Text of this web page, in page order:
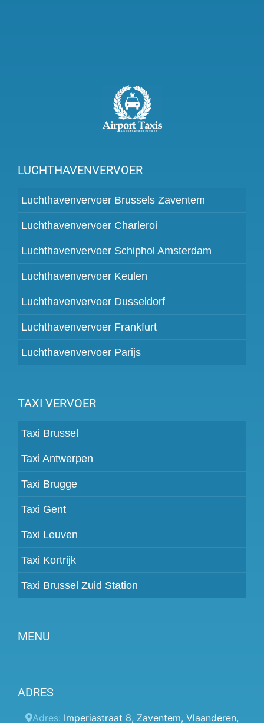
LUCHTHAVENVERVOER
Luchthavenvervoer Brussels Zaventem
Luchthavenvervoer Charleroi
Luchthavenvervoer Schiphol Amsterdam
Luchthavenvervoer Keulen
Luchthavenvervoer Dusseldorf
Luchthavenvervoer Frankfurt
Luchthavenvervoer Parijs
TAXI VERVOER
Taxi Brussel
Taxi Antwerpen
Taxi Brugge
Taxi Gent
Taxi Leuven
Taxi Kortrijk
Taxi Brussel Zuid Station
MENU
Prijzen
Klantenpaneel
ADRES
Adres: Imperiastraat 8, Zaventem, Vlaanderen,